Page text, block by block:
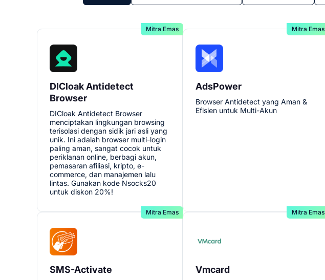
Mitra Emas
DICloak Antidetect
Browser
DICloak Antidetect Browser
menciptakan lingkungan browsing
terisolasi dengan sidik jari asli yang
unik. Ini adalah browser multi-login
paling aman, sangat cocok untuk
periklanan online, berbagi akun,
pemasaran afiliasi, kripto, e-
commerce, dan manajemen lalu
lintas. Gunakan kode Nsocks20
untuk diskon 20%!
Mitra Emas
AdsPower
Browser Antidetect yang Aman &
Efisien untuk Multi-Akun
Mitra Emas
SMS-Activate
Mitra Emas
Vmcard